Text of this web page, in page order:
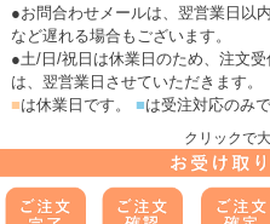
●お問合わせメールは、翌営業日以
など遅れる場合もございます。
●土/日/祝日は休業日のため、注文
は、翌営業日させていただきます。
■は休業日です。 ■は受注対応のみで
クリックで